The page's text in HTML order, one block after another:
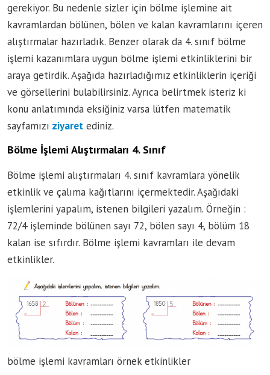
gerekiyor. Bu nedenle sizler için bölme işlemine ait
kavramlardan bölünen, bölen ve kalan kavramlarını içeren
alıştırmalar hazırladık. Benzer olarak da 4. sınıf bölme
işlemi kazanımlara uygun bölme işlemi etkinliklerini bir
araya getirdik. Aşağıda hazırladığımız etkinliklerin içeriği
ve görsellerini bulabilirsiniz. Ayrıca belirtmek isteriz ki
konu anlatımında eksiğiniz varsa lütfen matematik
sayfamızı ziyaret ediniz.
Bölme İşlemi Alıştırmaları 4. Sınıf
Bölme işlemi alıştırmaları 4. sınıf kavramlara yönelik
etkinlik ve çalıma kağıtlarını içermektedir. Aşağıdaki
işlemlerini yapalım, istenen bilgileri yazalım. Örneğin :
72/4 işleminde bölünen sayı 72, bölen sayı 4, bölüm 18
kalan ise sıfırdır. Bölme işlemi kavramları ile devam
etkinlikler.
bölme işlemi kavramları örnek etkinlikler